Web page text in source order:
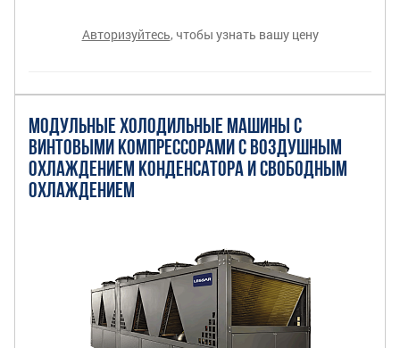
Авторизуйтесь, чтобы узнать вашу цену
МОДУЛЬНЫЕ ХОЛОДИЛЬНЫЕ МАШИНЫ С
ВИНТОВЫМИ КОМПРЕССОРАМИ С ВОЗДУШНЫМ
ОХЛАЖДЕНИЕМ КОНДЕНСАТОРА И СВОБОДНЫМ
ОХЛАЖДЕНИЕМ